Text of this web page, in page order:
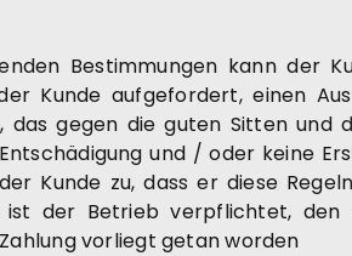
Bestimmungen kann der
Kunde aufgefordert, einen
das gegen die guten Sitten
und / oder keine
Kunde zu, dass er diese
der Betrieb verpflichtet,
vorliegt getan worden